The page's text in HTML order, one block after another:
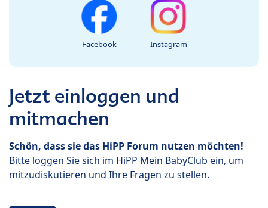
Facebook Instagram
Jetzt einloggen und
mitmachen
Schön, dass sie das HiPP Forum nutzen möchten!
Bitte loggen Sie sich im HiPP Mein BabyClub ein, um
mitzudiskutieren und Ihre Fragen zu stellen.